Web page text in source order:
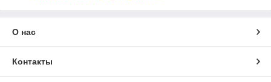
О нас
Контакты